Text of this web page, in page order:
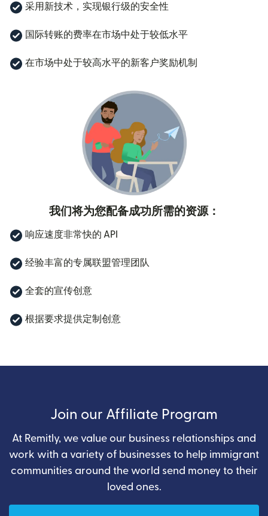
采用新技术，实现银行级的安全性
国际转账的费率在市场中处于较低水平
在市场中处于较高水平的新客户奖励机制
我们将为您配备成功所需的资源：
响应速度非常快的 API
经验丰富的专属联盟管理团队
全套的宣传创意
根据要求提供定制创意
Join our Affiliate Program
At Remitly, we value our business relationships and
work with a variety of businesses to help immigrant
communities around the world send money to their
loved ones.